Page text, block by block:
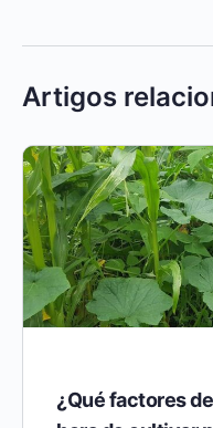
Artigos
¿Qué factores